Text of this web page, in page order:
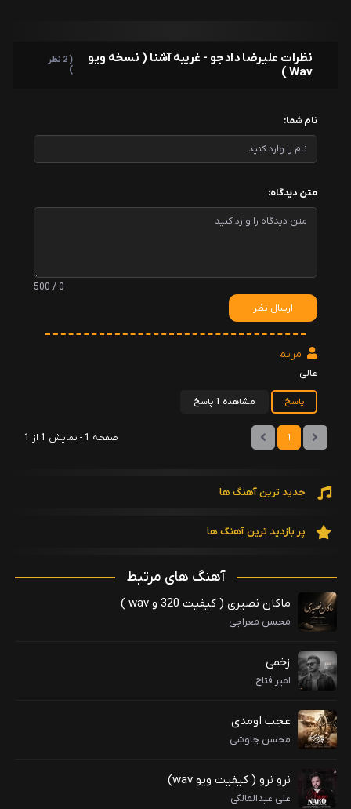
نظرات علیرضا دادجو - غریبه آشنا ( نسخه ویو
Wav )
( 2 نظر
)
نام شما:
متن دیدگاه:
0 / 500
ارسال نظر
مریم
عالی
پاسخ مشاهده 1 پاسخ
1 صفحه 1 - نمایش 1 از 1
جدید ترین آهنگ ها
پر بازدید ترین آهنگ ها
آهنگ های مرتبط
ماکان نصیری ( کیفیت 320 و wav )
محسن معراجی
زخمی
امیر فتاح
عجب اومدی
محسن چاوشی
نرو نرو ( کیفیت ویو wav)
علی عبدالمالکی